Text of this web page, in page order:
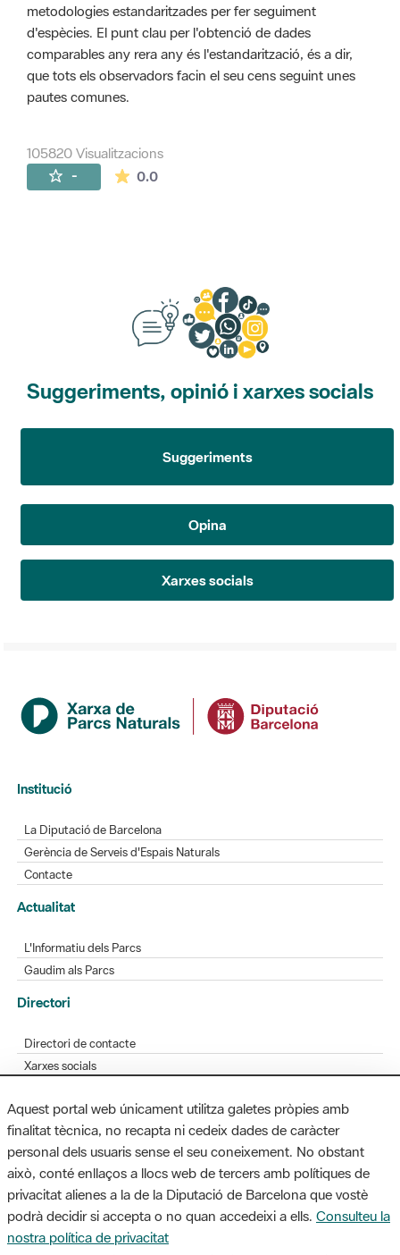
metodologies estandaritzades per fer seguiment
d'espècies. El punt clau per l'obtenció de dades
comparables any rera any és l'estandarització, és a dir,
que tots els observadors facin el seu cens seguint unes
pautes comunes.
105820 Visualitzacions
- 0.0La mitjana de les valoracions és de 0
Suggeriments, opinió i xarxes socials
Suggeriments
Opina
Xarxes socials
Institució
La Diputació de Barcelona
Gerència de Serveis d'Espais Naturals
Contacte
Actualitat
L'Informatiu dels Parcs
Gaudim als Parcs
Directori
Directori de contacte
Xarxes socials
Bústia de suggeriments
Opineu sobre els parcs
MAPA WEB AVÍS LEGAL ACCESSIBILITAT
Aquest portal web únicament utilitza galetes pròpies amb
finalitat tècnica, no recapta ni cedeix dades de caràcter
personal dels usuaris sense el seu coneixement. No obstant
això, conté enllaços a llocs web de tercers amb polítiques de
privacitat alienes a la de la Diputació de Barcelona que vostè
podrà decidir si accepta o no quan accedeixi a ells. Consulteu la
nostra política de privacitat